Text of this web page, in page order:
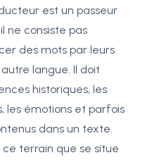
est un passeur
ne consiste pas
des mots par leurs
langue. Il doit
historiques, les
les émotions et parfois
dans un texte.
ce terrain que se situe